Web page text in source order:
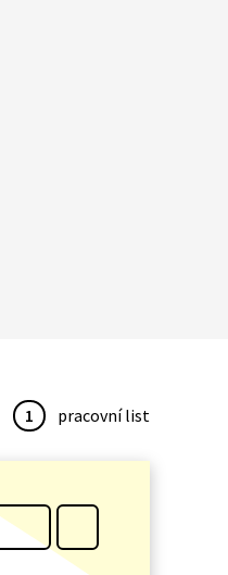
1 pracovní list